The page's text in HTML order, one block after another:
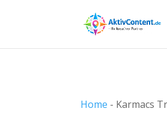
Home - Karmacs